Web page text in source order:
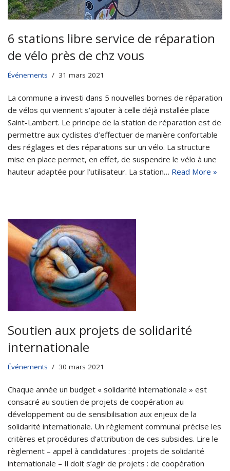
6 stations libre service de réparation
de vélo près de chz vous
Événements 31 mars 2021
La commune a investi dans 5 nouvelles bornes de réparation
de vélos qui viennent s’ajouter à celle déjà installée place
Saint-Lambert. Le principe de la station de réparation est de
permettre aux cyclistes d’effectuer de manière confortable
des réglages et des réparations sur un vélo. La structure
mise en place permet, en effet, de suspendre le vélo à une
hauteur adaptée pour l’utilisateur. La station… Read More »
Soutien aux projets de solidarité
internationale
Événements 30 mars 2021
Chaque année un budget « solidarité internationale » est
consacré au soutien de projets de coopération au
développement ou de sensibilisation aux enjeux de la
solidarité internationale. Un règlement communal précise les
critères et procédures d’attribution de ces subsides. Lire le
règlement – appel à candidatures : projets de solidarité
internationale – Il doit s’agir de projets : de coopération